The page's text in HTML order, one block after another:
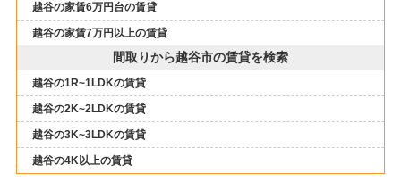
越谷の家賃6万円台の賃貸
越谷の家賃7万円以上の賃貸
間取りから越谷市の賃貸を検索
越谷の1R~1LDKの賃貸
越谷の2K~2LDKの賃貸
越谷の3K~3LDKの賃貸
越谷の4K以上の賃貸